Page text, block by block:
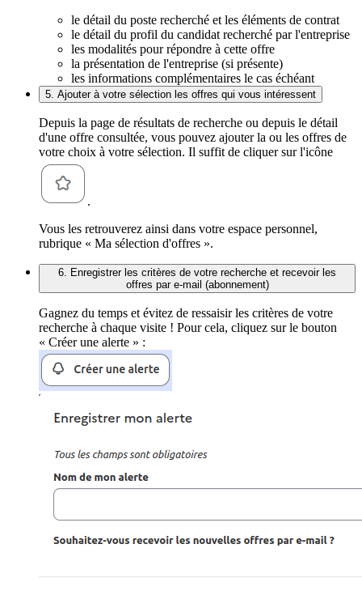
le détail du poste recherché et les éléments de contrat
le détail du profil du candidat recherché par l'entreprise
les modalités pour répondre à cette offre
la présentation de l'entreprise (si présente)
les informations complémentaires le cas échéant
5. Ajouter à votre sélection les offres qui vous intéressent
Depuis la page de résultats de recherche ou depuis le détail
d'une offre consultée, vous pouvez ajouter la ou les offres de
votre choix à votre sélection. Il suffit de cliquer sur l'icône
.
Vous les retrouverez ainsi dans votre espace personnel,
rubrique « Ma sélection d'offres ».
6. Enregistrer les critères de votre recherche et recevoir les
offres par e-mail (abonnement)
Gagnez du temps et évitez de ressaisir les critères de votre
recherche à chaque visite ! Pour cela, cliquez sur le bouton
« Créer une alerte » :